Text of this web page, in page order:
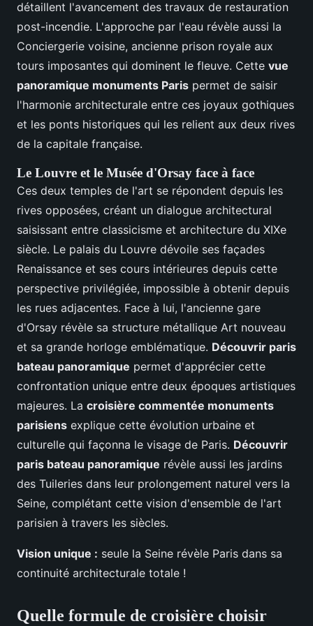
détaillent l'avancement des travaux de restauration
post-incendie. L'approche par l'eau révèle aussi la
Conciergerie voisine, ancienne prison royale aux
tours imposantes qui dominent le fleuve. Cette vue
panoramique monuments Paris permet de saisir
l'harmonie architecturale entre ces joyaux gothiques
et les ponts historiques qui les relient aux deux rives
de la capitale française.
Le Louvre et le Musée d'Orsay face à face
Ces deux temples de l'art se répondent depuis les
rives opposées, créant un dialogue architectural
saisissant entre classicisme et architecture du XIXe
siècle. Le palais du Louvre dévoile ses façades
Renaissance et ses cours intérieures depuis cette
perspective privilégiée, impossible à obtenir depuis
les rues adjacentes. Face à lui, l'ancienne gare
d'Orsay révèle sa structure métallique Art nouveau
et sa grande horloge emblématique. Découvrir paris
bateau panoramique permet d'apprécier cette
confrontation unique entre deux époques artistiques
majeures. La croisière commentée monuments
parisiens explique cette évolution urbaine et
culturelle qui façonna le visage de Paris. Découvrir
paris bateau panoramique révèle aussi les jardins
des Tuileries dans leur prolongement naturel vers la
Seine, complétant cette vision d'ensemble de l'art
parisien à travers les siècles.
Vision unique : seule la Seine révèle Paris dans sa
continuité architecturale totale !
Quelle formule de croisière choisir